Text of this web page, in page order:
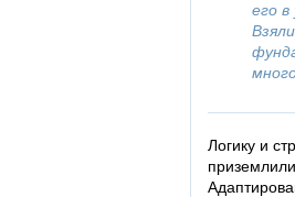
его в
Логику и